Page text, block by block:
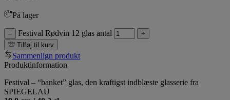
På lager
– Festival Rødvin 12 glas antal
+
Tilføj til kurv
Sammenlign produkt
Produktinformation
Festival – “banket” glas, den kraftigst indblæste glasserie fra
SPIEGELAU